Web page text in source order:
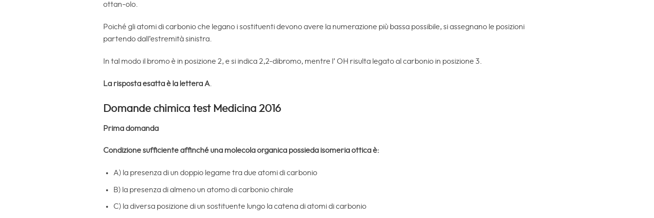
ottan-olo.
Poiché gli atomi di carbonio che legano i sostituenti devono avere la numerazione più bassa possibile, si assegnano le posizioni
partendo dall’estremità sinistra.
In tal modo il bromo è in posizione 2, e si indica 2,2-dibromo, mentre l’ OH risulta legato al carbonio in posizione 3.
La risposta esatta è la lettera A
Domande chimica test Medicina 2016
Prima domanda
Condizione sufficiente affinché una molecola organica possieda isomeria ottica è:
A) la presenza di un doppio legame tra due atomi di carbonio
B) la presenza di almeno un atomo di carbonio chirale
C) la diversa posizione di un sostituente lungo la catena di atomi di carbonio